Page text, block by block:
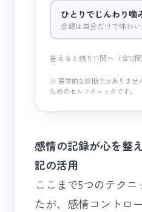
ひとりでじんわり噛
余韻は自分だけで味わ
答えると残り11問へ（全12
※ 医学的な診断ではありませ
ためのセルフチェックです。
感情の記録が心を整
記の活用
ここまで5つのテク
たが、感情コントロ